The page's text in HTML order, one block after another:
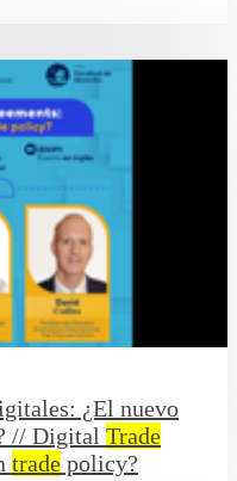
¿El nuevo
// Digital Trade
trade policy?